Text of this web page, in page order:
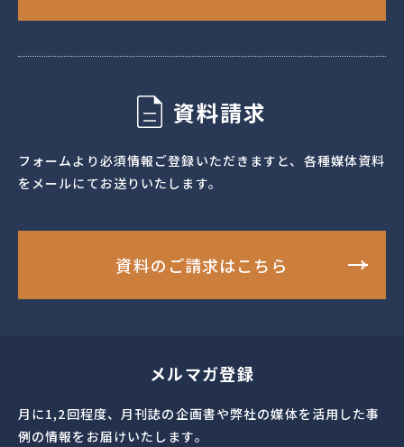
資料請求
フォームより必須情報ご登録いただきますと、各種媒体資料
をメールにてお送りいたします。
資料のご請求はこちら
メルマガ登録
月に1,2回程度、月刊誌の企画書や弊社の媒体を活用した事
例の情報をお届けいたします。